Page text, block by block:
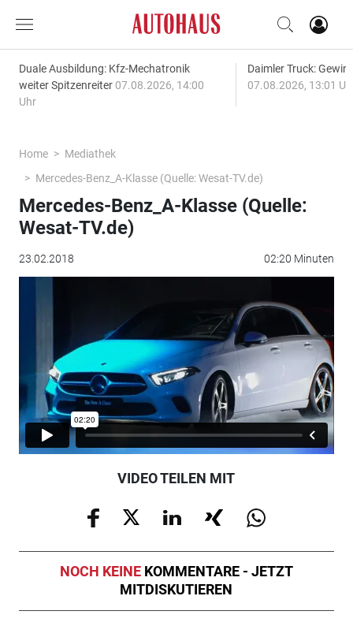
Duale Ausbildung: Kfz-Mechatronik
weiter Spitzenreiter 07.08.2026, 14:00
Uhr
Daimler Truck:
07.08.2026, 13:01
Home
Mediathek
Mercedes-Benz_A-Klasse (Quelle: Wesat-TV.de)
23.02.2018 02:20 Minuten
Mercedes-Benz_A-Klasse (Quelle:
Wesat-TV.de)
VIDEO TEILEN MIT
NOCH KEINE KOMMENTARE - JETZT
MITDISKUTIEREN